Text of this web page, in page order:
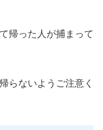
帰った人が捕まって
らないようご注意く